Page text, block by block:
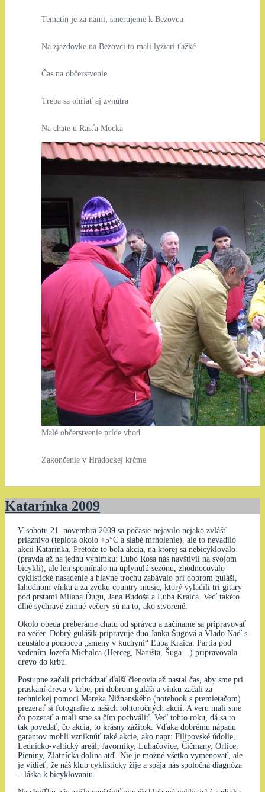
Tematín je za nami, smerujeme k Bezovcu
Na zjazdovke na Bezovci to mali lyžiari ťažké
Čas na občerstvenie
Treba sa ohriať aj zvnútra
Na chate u Rasťa Mocka
Malé občerstvenie príde vhod
Zakončenie v Hrádockej krčme
Katarínka 2009
V sobotu 21. novembra 2009 sa počasie nejavilo nejako zvlášť
priaznivo (teplota okolo +5°C a slabé mrholenie), ale to nevadilo
akcii Katarínka. Pretože to bola akcia, na ktorej sa nebicyklovalo
(pravda až na jednu výnimku: Ľubo Rosa nás navštívil na svojom
bicykli), ale len spomínalo na uplynulú sezónu, zhodnocovalo
cyklistické nasadenie a hlavne trochu zabávalo pri dobrom guláši,
lahodnom vínku a za zvuku country music, ktorý vyladili tri gitary
pod prstami Milana Ďugu, Jana Budoša a Ľuba Kraica. Veď takéto
dlhé sychravé zimné večery sú na to, ako stvorené.
Okolo obeda preberáme chatu od správcu a začíname sa pripravovať
na večer. Dobrý gulášik pripravuje duo Janka Šugová a Vlado Naď s
neustálou pomocou „smeny v kuchyni“ Ľuba Kraica. Partia pod
vedením Jozefa Michalca (Herceg, Naništa, Šuga…) pripravovala
drevo do krbu.
Postupne začali prichádzať ďalší členovia až nastal čas, aby sme pri
praskaní dreva v krbe, pri dobrom guláši a vínku začali za
technickej pomoci Mareka Nižnanského (notebook s premietačom)
prezerať si fotografie z našich tohtoročných akcií. A veru mali sme
čo pozerať a mali sme sa čím pochváliť. Veď tohto roku, dá sa to
tak povedať, čo akcia, to krásny zážitok. Vďaka dobrému nápadu
garantov mohli vzniknúť také akcie, ako napr: Filipovské údolie,
Lednicko-valtický areál, Javorníky, Luhačovice, Čičmany, Orlice,
Pieniny, Zlatnícka dolina atď. Nie je možné všetko vymenovať, ale
je vidieť, že náš klub cyklisticky žije a spája nás spoločná diagnóza
– láska k bicyklovaniu.